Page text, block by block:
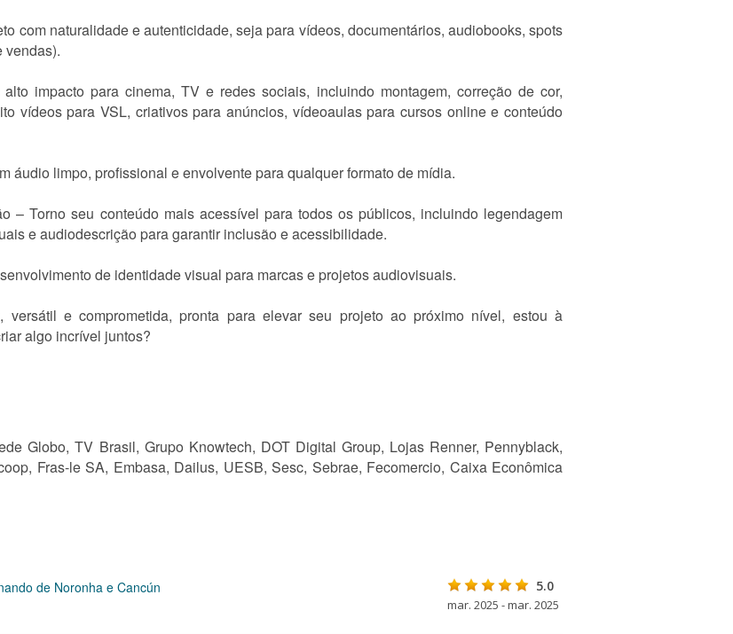
com naturalidade e autenticidade, seja para vídeos, documentários, audiobooks, spots
vendas).
impacto para cinema, TV e redes sociais, incluindo montagem, correção de cor,
vídeos para VSL, criativos para anúncios, vídeoaulas para cursos online e conteúdo
áudio limpo, profissional e envolvente para qualquer formato de mídia.
– Torno seu conteúdo mais acessível para todos os públicos, incluindo legendagem
e audiodescrição para garantir inclusão e acessibilidade.
de identidade visual para marcas e projetos audiovisuais.
versátil e comprometida, pronta para elevar seu projeto ao próximo nível, estou à
algo incrível juntos?
Globo, TV Brasil, Grupo Knowtech, DOT Digital Group, Lojas Renner, Pennyblack,
Fras-le SA, Embasa, Dailus, UESB, Sesc, Sebrae, Fecomercio, Caixa Econômica
de Noronha e Cancún
5.0
mar. 2025 - mar. 2025